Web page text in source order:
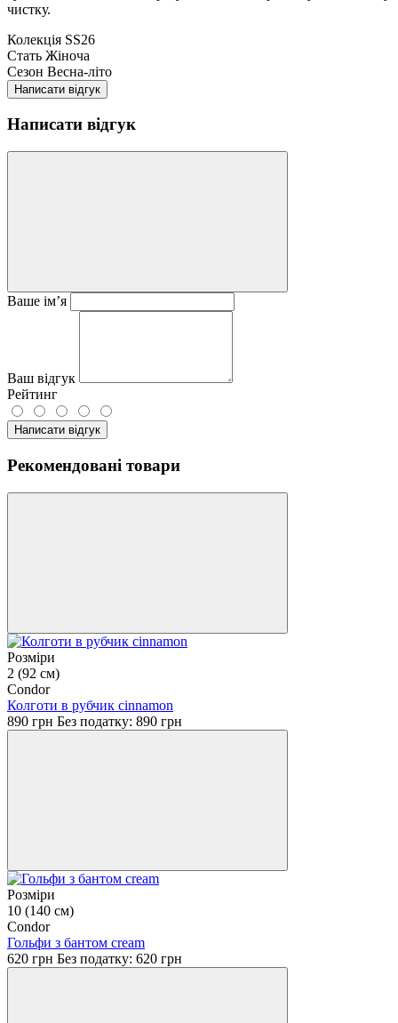
чистку.
Колекція SS26
Стать Жіноча
Сезон Весна-літо
Написати відгук
Написати відгук
Ваше ім’я
Ваш відгук
Рейтинг
Написати відгук
Рекомендовані товари
Розміри
2 (92 см)
Condor
Колготи в рубчик cinnamon
890 грн Без податку: 890 грн
Розміри
10 (140 см)
Condor
Гольфи з бантом cream
620 грн Без податку: 620 грн